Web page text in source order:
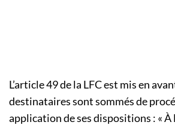
L’article 49 de la LFC est mis en
destinataires sont sommés de
application de ses dispositions : « À